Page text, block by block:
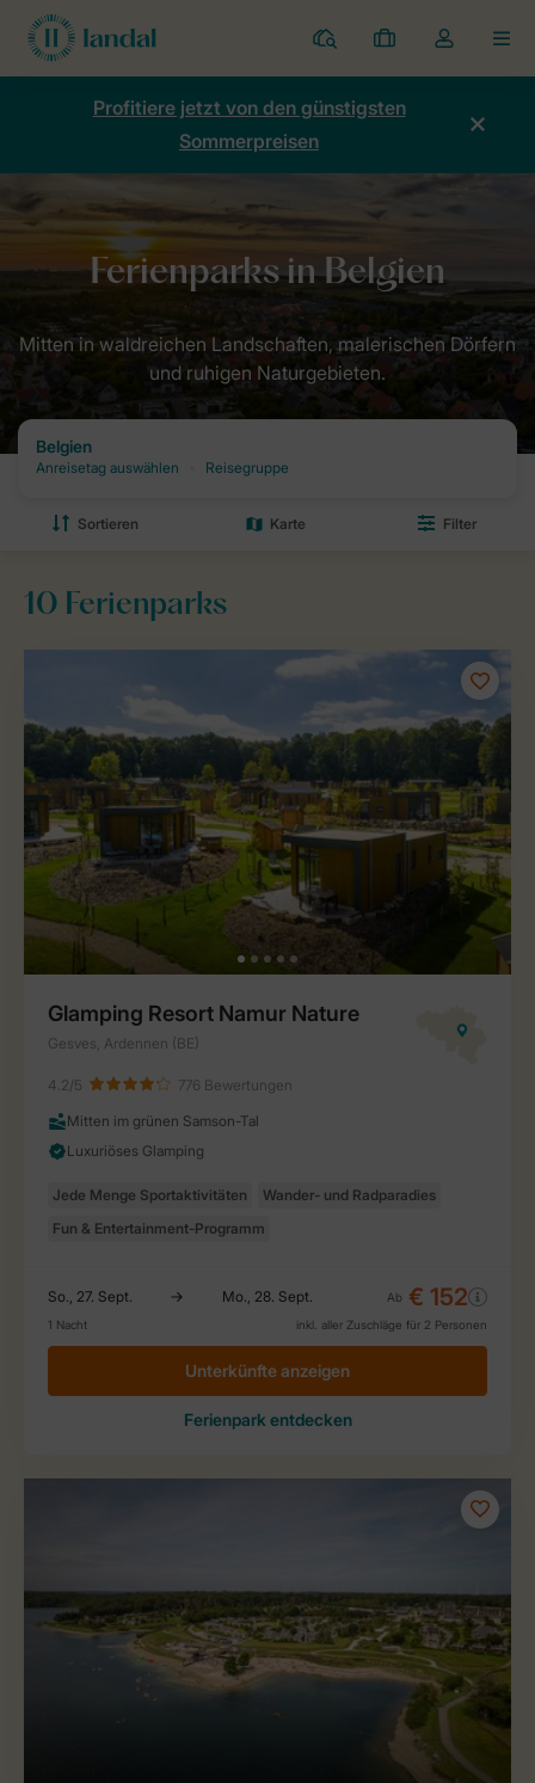
Ferienparks
Meine
Buchungen
Dropdown-
Menü
Kontos
Profitiere jetzt von den günstigsten
Sommerpreisen
Destinationen: Dein Urlaubsziel mit Landal